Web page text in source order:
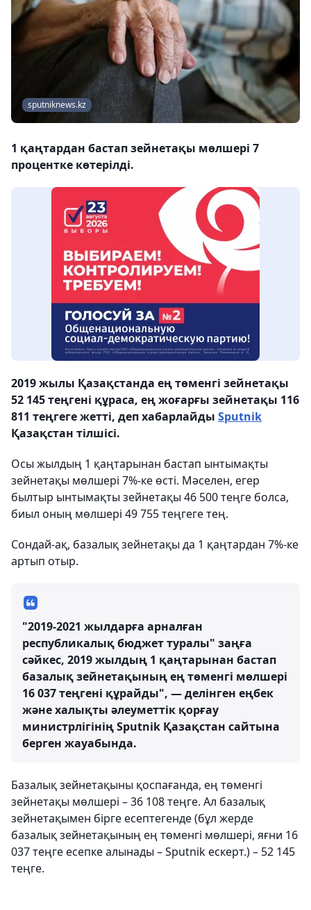
sputniknews.kz
1 қаңтардан бастап зейнетақы мөлшері 7
процентке көтерілді.
2019 жылы Қазақстанда ең төменгі зейнетақы
52 145 теңгені құраса, ең жоғарғы зейнетақы 116
811 теңгеге жетті, деп хабарлайды Sputnik
Қазақстан тілшісі.
Осы жылдың 1 қаңтарынан бастап ынтымақты
зейнетақы мөлшері 7%-ке өсті. Мәселен, егер
былтыр ынтымақты зейнетақы 46 500 теңге болса,
биыл оның мөлшері 49 755 теңгеге тең.
Сондай-ақ, базалық зейнетақы да 1 қаңтардан 7%-ке
артып отыр.
"2019-2021 жылдарға арналған
республикалық бюджет туралы" заңға
сәйкес, 2019 жылдың 1 қаңтарынан бастап
базалық зейнетақының ең төменгі мөлшері
16 037 теңгені құрайды", — делінген еңбек
және халықты әлеуметтік қорғау
министрлігінің Sputnik Қазақстан сайтына
берген жауабында.
Базалық зейнетақыны қоспағанда, ең төменгі
зейнетақы мөлшері – 36 108 теңге. Ал базалық
зейнетақымен бірге есептегенде (бұл жерде
базалық зейнетақының ең төменгі мөлшері, яғни 16
037 теңге есепке алынады – Sputnik ескерт.) – 52 145
теңге.